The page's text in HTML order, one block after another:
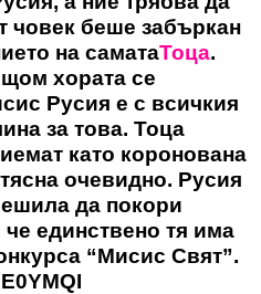
човек беше забъркан
на саматаТоца.
хората се
Русия е с всичкия
за това. Тоца
като коронована
очевидно. Русия
да покори
че единствено тя има
“Мисис Свят”.